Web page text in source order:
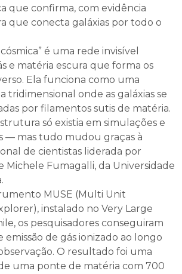
que confirma, com evidência
que conecta galáxias por todo o
é uma rede invisível
e matéria escura que forma os
Ela funciona como uma
tridimensional onde as galáxias se
por filamentos sutis de matéria.
só existia em simulações e
— mas tudo mudou graças à
de cientistas liderada por
Michele Fumagalli, da Universidade
MUSE (Multi Unit
instalado no Very Large
os pesquisadores conseguiram
de gás ionizado ao longo
O resultado foi uma
uma ponte de matéria com 700